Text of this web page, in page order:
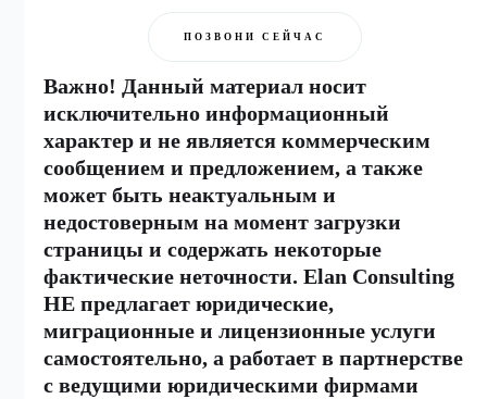
ПОЗВОНИ СЕЙЧАС
Важно! Данный материал носит
исключительно информационный
характер и не является коммерческим
сообщением и предложением, а также
может быть неактуальным и
недостоверным на момент загрузки
страницы и содержать некоторые
фактические неточности. Elan Consulting
НЕ предлагает юридические,
миграционные и лицензионные услуги
самостоятельно, а работает в партнерстве
с ведущими юридическими фирмами